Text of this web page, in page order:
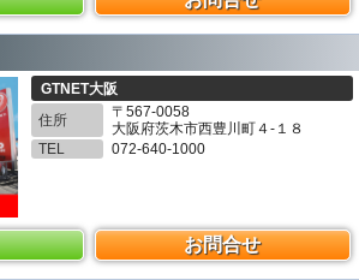
GTNET大阪
住所
〒567-0058
大阪府茨木市西豊川町４-１８
TEL
072-640-1000
お問合せ